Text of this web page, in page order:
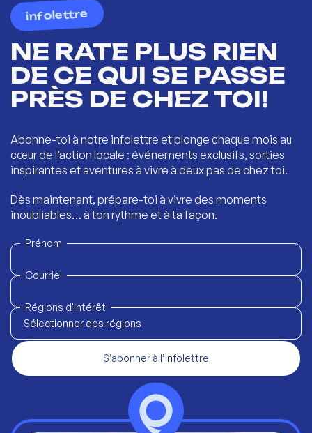
infolettre
NE RATE PLUS RIEN
DE CE QUI SE PASSE
PRÈS DE CHEZ TOI!
Abonne-toi à notre infolettre et plonge chaque mois au
cœur de l’action locale : événements exclusifs, sorties
inspirantes et aventures à vivre à deux pas de chez toi.
Dès maintenant, prépare-toi à vivre des moments
inoubliables… à ton rythme et à ta façon.
Prénom
Courriel
Régions d'intérêt
Sélectionner des régions
S’abonner à l’infolettre